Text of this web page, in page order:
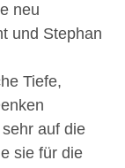
neu
und Stephan
Tiefe,
auf die
sie für die